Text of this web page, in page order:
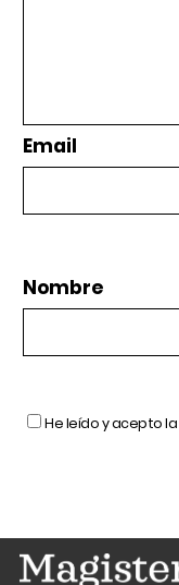
Email
Nombre
He leído y acepto la